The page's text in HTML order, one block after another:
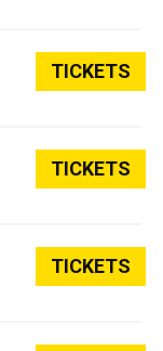
TICKETS
TICKETS
TICKETS